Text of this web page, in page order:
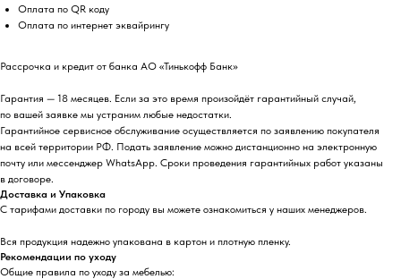
Оплата по QR коду
Оплата по интернет эквайрингу
Рассрочка и кредит от банка АО «Тинькофф Банк»
Гарантия — 18 месяцев. Если за это время произойдёт гарантийный случай,
по вашей заявке мы устраним любые недостатки.
Гарантийное сервисное обслуживание осуществляется по заявлению покупателя
на всей территории РФ. Подать заявление можно дистанционно на электронную
почту или мессенджер WhatsApp. Сроки проведения гарантийных работ указаны
в договоре.
Доставка и Упаковка
С тарифами доставки по городу вы можете ознакомиться у наших менеджеров.
Вся продукция надежно упакована в картон и плотную пленку.
Рекомендации по уходу
Общие правила по уходу за мебелью: